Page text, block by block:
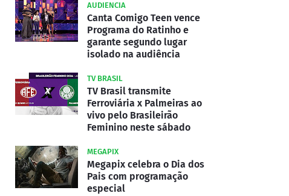
AUDIENCIA
Canta Comigo Teen vence
Programa do Ratinho e
garante segundo lugar
isolado na audiência
TV BRASIL
TV Brasil transmite
Ferroviária x Palmeiras ao
vivo pelo Brasileirão
Feminino neste sábado
MEGAPIX
Megapix celebra o Dia dos
Pais com programação
especial